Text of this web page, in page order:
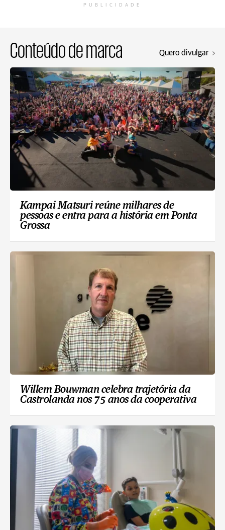
PUBLICIDADE
Conteúdo de marca Quero divulgar
Kampai Matsuri reúne milhares de
pessoas e entra para a história em Ponta
Grossa
Willem Bouwman celebra trajetória da
Castrolanda nos 75 anos da cooperativa